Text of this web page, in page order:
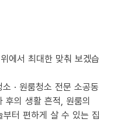
에서 최대한 맞춰 보겠습
· 원룸청소 전문 소공동
후의 생활 흔적, 원룸의
터 편하게 살 수 있는 집